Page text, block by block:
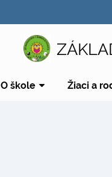
O škole Žiaci a